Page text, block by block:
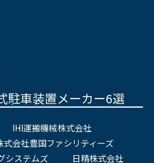
駐車装置メーカー6選
IHI運搬機械株式会社
式会社豊国ファシリティーズ
システムズ
日精株式会社